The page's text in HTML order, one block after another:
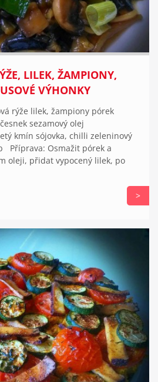
LILEK, ŽAMPIONY,
VÝHONKY
rýže lilek, žampiony pórek
sezamový olej
kmín sójovka, chilli zeleninový
Příprava: Osmažit pórek a
oleji, přidat vypocený lilek, po
>